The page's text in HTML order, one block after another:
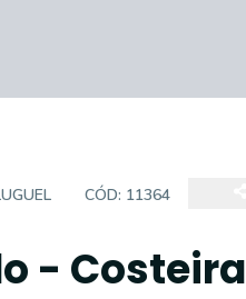
CÓD: 11364
- Costeira